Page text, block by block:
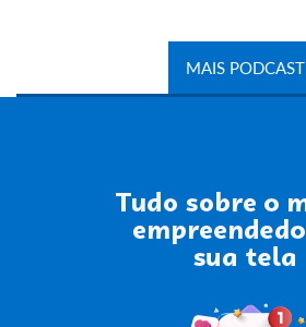
MAIS PODCAST